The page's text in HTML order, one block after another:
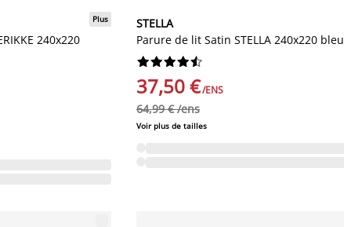
240x220
Plus
STELLA
Parure de lit Satin STELLA 240x220 bleu






37,50 €/ENS
64,99 € /ens
Voir plus de tailles